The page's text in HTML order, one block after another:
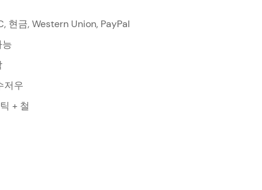
현금, Western Union, PayPal
저우
+ 철